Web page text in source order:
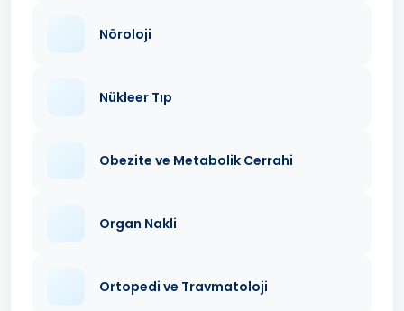
Nöroloji
Nükleer Tıp
Obezite ve Metabolik Cerrahi
Organ Nakli
Ortopedi ve Travmatoloji